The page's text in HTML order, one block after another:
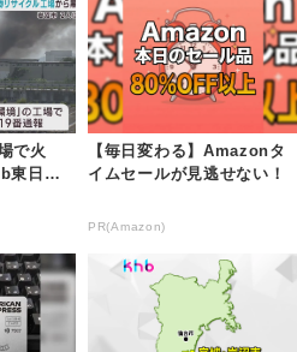
で火
東日本
【毎日変わる】Amazonタ
イムセールが見逃せない！
PR(Amazon)